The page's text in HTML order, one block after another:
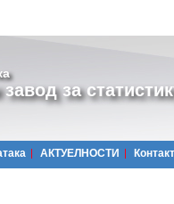
за
АКТУЕЛНОСТИ Контакт